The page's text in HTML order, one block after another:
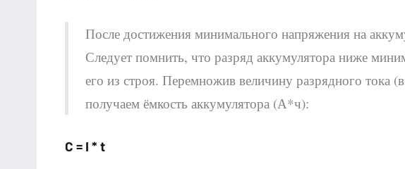
После достижения минимального напряжения на
Следует помнить, что разряд аккумулятора ниже
его из строя. Перемножив величину разрядного тока
получаем ёмкость аккумулятора (А*ч):
C = I * t